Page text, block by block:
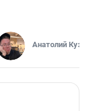
Анатолий